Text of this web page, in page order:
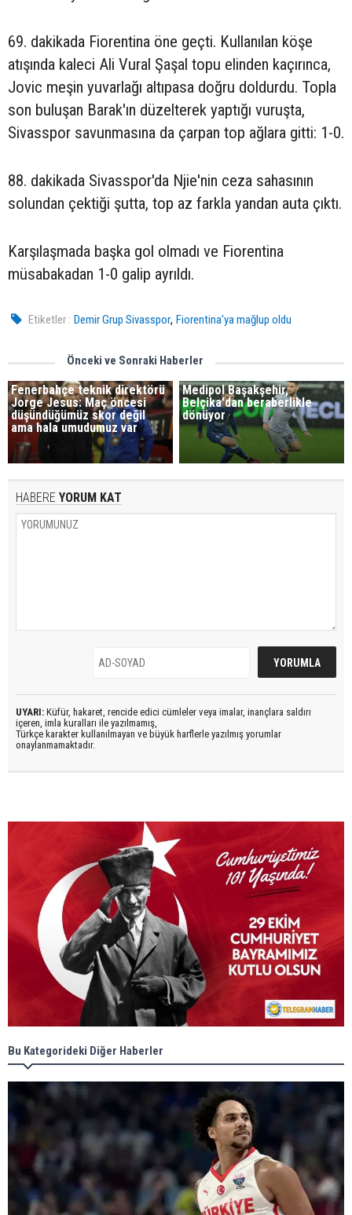
69. dakikada Fiorentina öne geçti. Kullanılan köşe
atışında kaleci Ali Vural Şaşal topu elinden kaçırınca,
Jovic meşin yuvarlağı altıpasa doğru doldurdu. Topla
son buluşan Barak'ın düzelterek yaptığı vuruşta,
Sivasspor savunmasına da çarpan top ağlara gitti: 1-0.
88. dakikada Sivasspor'da Njie'nin ceza sahasının
solundan çektiği şutta, top az farkla yandan auta çıktı.
Karşılaşmada başka gol olmadı ve Fiorentina
müsabakadan 1-0 galip ayrıldı.
Etiketler : Demir Grup Sivasspor,Fiorentina'ya mağlup oldu
Önceki ve Sonraki Haberler
Fenerbahçe teknik direktörü
Jorge Jesus: Maç öncesi
düşündüğümüz skor değil
ama hala umudumuz var
Medipol Başakşehir,
Belçika'dan beraberlikle
dönüyor
HABERE YORUM KAT
UYARI: Küfür, hakaret, rencide edici cümleler veya imalar, inançlara saldırı
içeren, imla kuralları ile yazılmamış,
Türkçe karakter kullanılmayan ve büyük harflerle yazılmış yorumlar
onaylanmamaktadır.
Bu Kategorideki Diğer Haberler